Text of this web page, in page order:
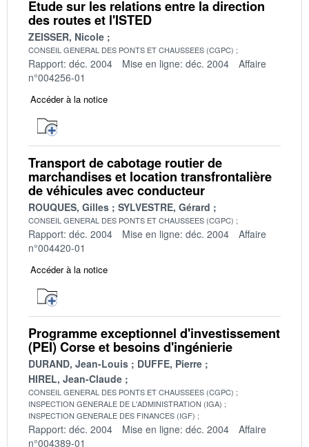
Etude sur les relations entre la direction
des routes et l'ISTED
ZEISSER, Nicole
CONSEIL GENERAL DES PONTS ET CHAUSSEES (CGPC)
Rapport: déc. 2004 Mise en ligne: déc. 2004
Affaire
n°004256-01
Accéder à la notice
Transport de cabotage routier de
marchandises et location transfrontalière
de véhicules avec conducteur
ROUQUES, Gilles SYLVESTRE, Gérard
CONSEIL GENERAL DES PONTS ET CHAUSSEES (CGPC)
Rapport: déc. 2004 Mise en ligne: déc. 2004
Affaire
n°004420-01
Accéder à la notice
Programme exceptionnel d'investissement
(PEI) Corse et besoins d'ingénierie
DURAND, Jean-Louis
DUFFE, Pierre
HIREL, Jean-Claude
CONSEIL GENERAL DES PONTS ET CHAUSSEES (CGPC)
INSPECTION GENERALE DE L'ADMINISTRATION (IGA)
INSPECTION GENERALE DES FINANCES (IGF)
Rapport: déc. 2004 Mise en ligne: déc. 2004
Affaire
n°004389-01